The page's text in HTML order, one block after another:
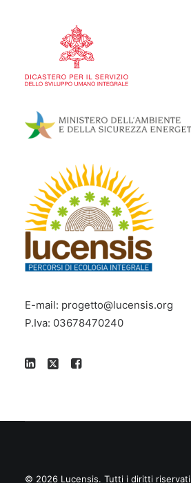
E-mail: progetto@lucensis.org
P.Iva: 03678470240
© 2026 Lucensis. Tutti i diritti riservati